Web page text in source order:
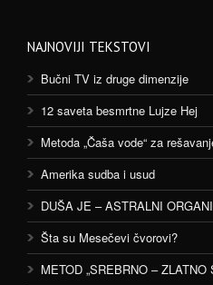
NAJNOVIJI TEKSTOVI
Bučni TV iz druge dimenzije
12 saveta besmrtne Lujze Hej
Metoda „Čaša vode“ za
Amerika sudba i usud
DUŠA JE – ASTRALNI
Šta su Mesečevi čvorovi?
METOD „SREBRNO – ZLATNO